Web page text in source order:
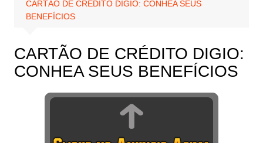
CARTÃO DE CRÉDITO DIGIO: CONHEA SEUS
BENEFÍCIOS
CARTÃO DE CRÉDITO DIGIO:
CONHEA SEUS BENEFÍCIOS